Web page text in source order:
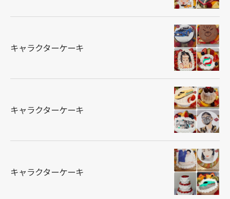
キャラクターケーキ
キャラクターケーキ
キャラクターケーキ